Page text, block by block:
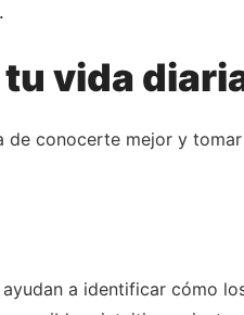
vida
de conocerte mejor y
a identificar cómo